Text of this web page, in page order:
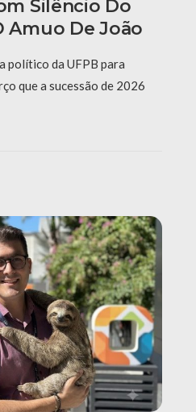
Silêncio Do
Amuo De João
político da UFPB para
que a sucessão de 2026